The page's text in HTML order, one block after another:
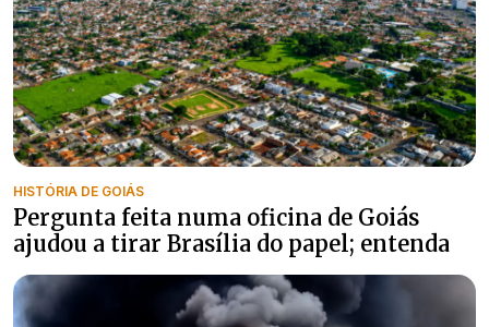
HISTÓRIA DE GOIÁS
Pergunta feita numa oficina de Goiás
ajudou a tirar Brasília do papel; entenda